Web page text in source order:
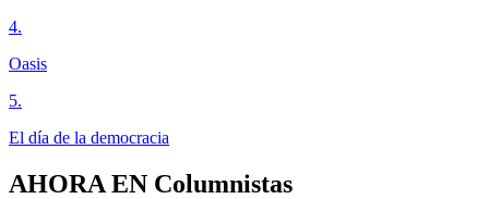
4.
Oasis
5.
El día de la democracia
AHORA EN Columnistas